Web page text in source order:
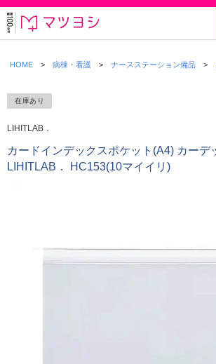
HOME 病棟・看護 ナースステーション備品
在庫あり
LIHITLAB．
カードインデックスポケット(A4) カーデ
LIHITLAB． HC153(10マイイリ)